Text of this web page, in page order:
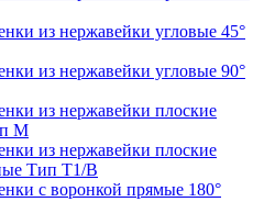
из нержавейки угловые 45°
из нержавейки угловые 90°
из нержавейки плоские
M
из нержавейки плоские
Тип T1/B
с воронкой прямые 180°